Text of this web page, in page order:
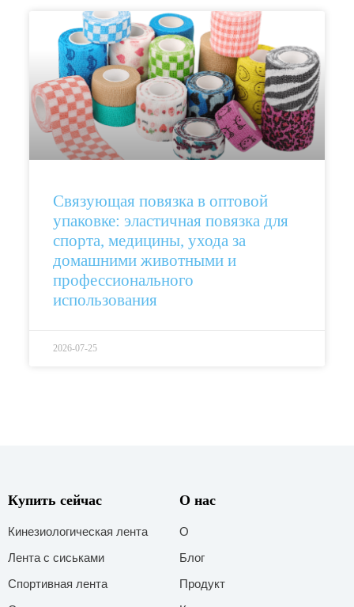
Связующая повязка в оптовой
упаковке: эластичная повязка для
спорта, медицины, ухода за
домашними животными и
профессионального
использования
2026-07-25
Купить сейчас
Кинезиологическая лента
Лента с сиськами
Спортивная лента
О нас
О
Блог
Продукт